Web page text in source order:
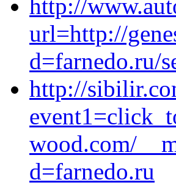
http://
url=http://
d=farnedo.ru/
http://
wood.com/
d=farnedo.ru